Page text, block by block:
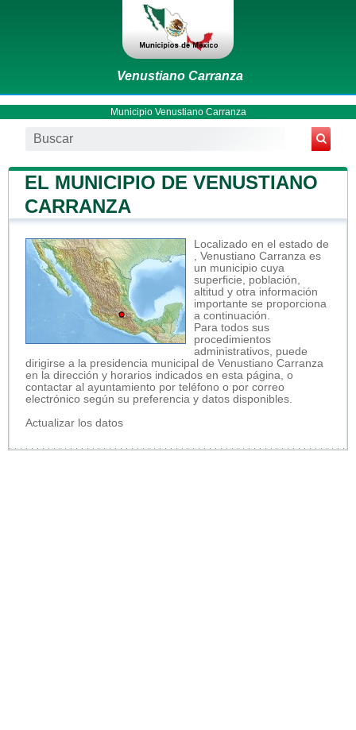
Venustiano Carranza
Municipio Venustiano Carranza
EL MUNICIPIO DE VENUSTIANO
CARRANZA
Localizado en el estado de
, Venustiano Carranza es
un municipio cuya
superficie, población,
altitud y otra información
importante se proporciona
a continuación.
Para todos sus
procedimientos
administrativos, puede
dirigirse a la presidencia municipal de Venustiano Carranza
en la dirección y horarios indicados en esta página, o
contactar al ayuntamiento por teléfono o por correo
electrónico según su preferencia y datos disponibles.
Actualizar los datos